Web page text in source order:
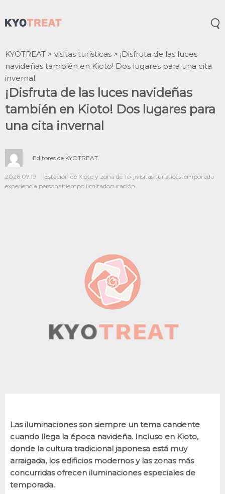
KYOTREAT > visitas turísticas > ¡Disfruta de las luces
navideñas también en Kioto! Dos lugares para una cita
invernal
¡Disfruta de las luces navideñas
también en Kioto! Dos lugares para
una cita invernal
Editores de KYOTREAT.
2026.07.19 Estación de Kioto y zona de To-jivisitas turísticastemporada
experiencia personaltiempo limitadocuración
Las iluminaciones son siempre un tema candente
cuando llega la época navideña. Incluso en Kioto,
donde la cultura tradicional japonesa está muy
arraigada, los edificios modernos y las zonas más
concurridas ofrecen iluminaciones especiales de
temporada.